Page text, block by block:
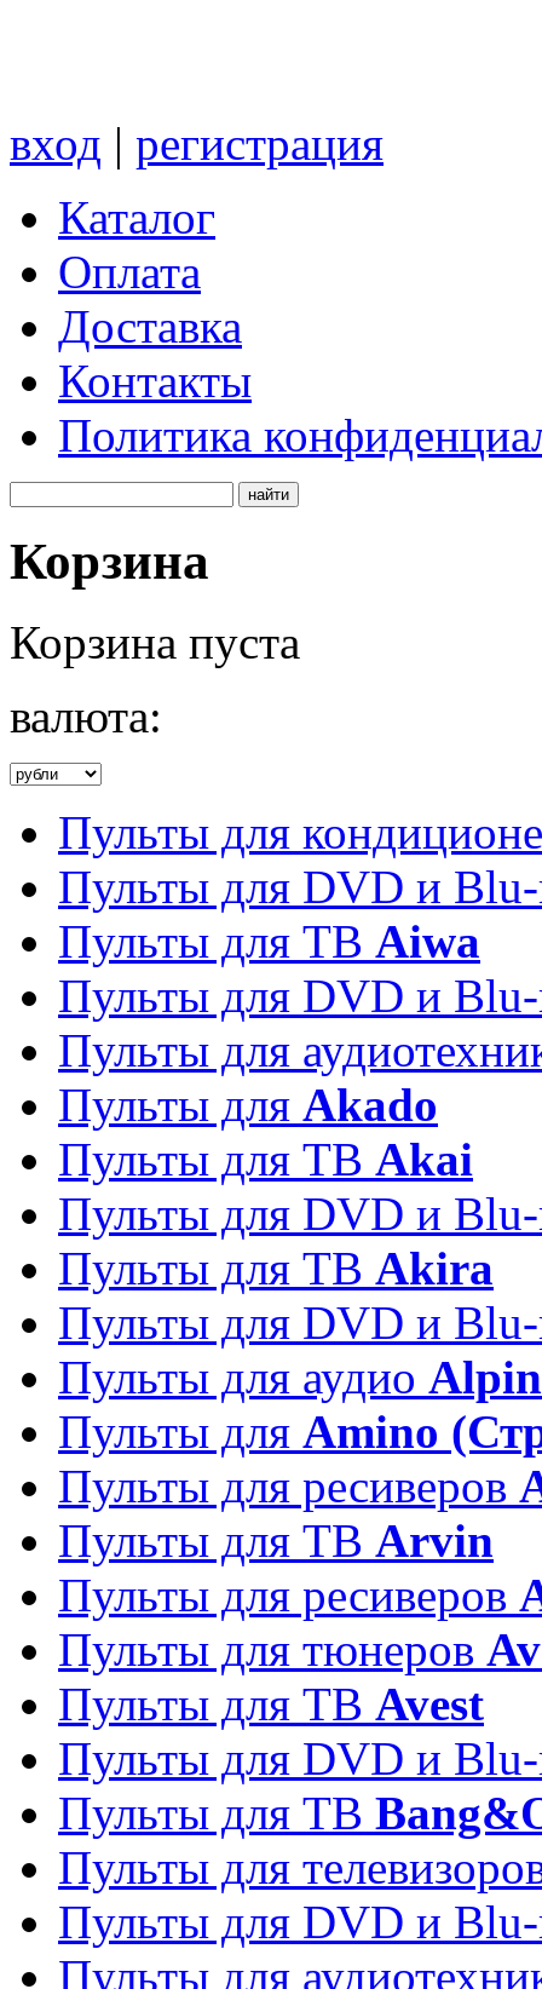
вход | регистрация
Каталог
Оплата
Доставка
Контакты
Политика
Корзина
Корзина пуста
валюта:
Пульты для
Пульты для DVD и
Пульты для ТВ Aiwa
Пульты для DVD и
Пульты для
Пульты для Akado
Пульты для ТВ Akai
Пульты для DVD и
Пульты для ТВ Akira
Пульты для DVD и
Пульты для аудио
Пульты для Amino
Пульты для ресиверов
Пульты для ТВ Arvin
Пульты для ресиверов
Пульты для тюнеров
Пульты для ТВ Avest
Пульты для DVD и
Пульты для ТВ
Пульты для
Пульты для DVD и
Пульты для